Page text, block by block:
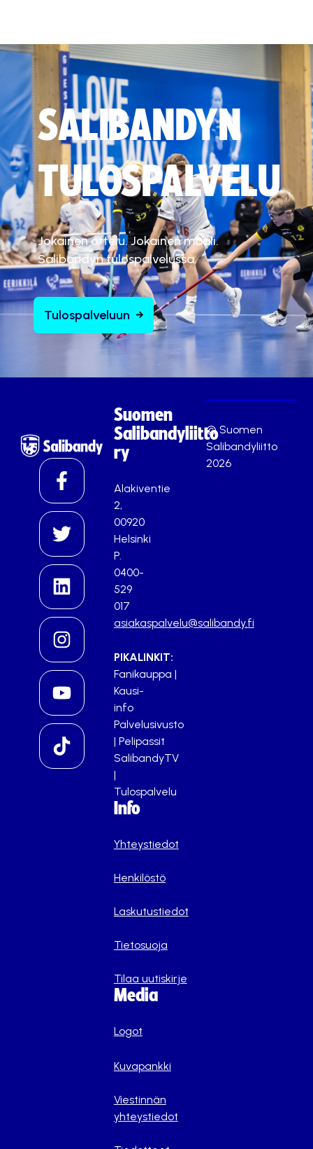
SALIBANDYN
TULOSPALVELU
Jokainen ottelu. Jokainen maali.
Salibandyn tulospalvelussa.
Tulospalveluun
Suomen
Salibandyliitto
ry
Alakiventie
2,
00920
Helsinki
P.
0400-
529
017
asiakaspalvelu@salibandy.fi
PIKALINKIT:
Fanikauppa |
Kausi-
info
Palvelusivusto
| Pelipassit
SalibandyTV
|
Tulospalvelu
Info
Yhteystiedot
Henkilöstö
Laskutustiedot
Tietosuoja
Tilaa uutiskirje
Media
Logot
Kuvapankki
Viestinnän
yhteystiedot
© Suomen
Salibandyliitto
2026